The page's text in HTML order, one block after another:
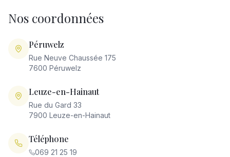
Nos coordonnées
Péruwelz
Rue Neuve Chaussée 175
7600 Péruwelz
Leuze-en-Hainaut
Rue du Gard 33
7900 Leuze-en-Hainaut
Téléphone
069 21 25 19